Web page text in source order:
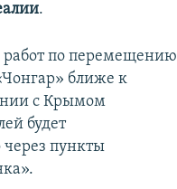
.
работ по перемещению
ближе к
с Крымом
будет
через пункты